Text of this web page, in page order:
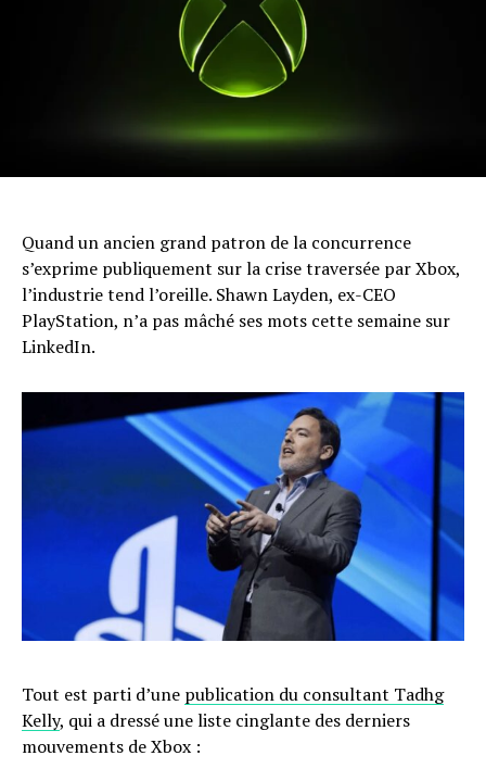
Quand un ancien grand patron de la concurrence
s’exprime publiquement sur la crise traversée par Xbox,
l’industrie tend l’oreille. Shawn Layden, ex-CEO
PlayStation, n’a pas mâché ses mots cette semaine sur
LinkedIn.
Tout est parti d’une publication du consultant Tadhg
Kelly, qui a dressé une liste cinglante des derniers
mouvements de Xbox :